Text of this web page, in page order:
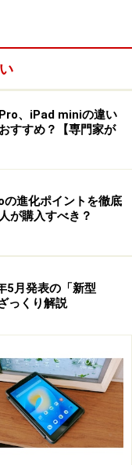
比べて割安になっ
態で、頭一歩抜け
ンテンツも十分と
Androidタブレット
れており、電子書
いない米アマゾン
交渉を始めている
Android搭載の格安
て大ヒットしてお
は間違いのないと
、iPad miniの違い
すすめ？【専門家が
進化ポイントを徹底
が購入すべき？
5月発表の「新型
っくり解説